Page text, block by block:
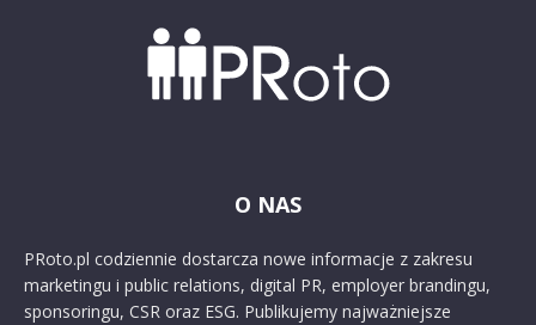
O NAS
PRoto.pl codziennie dostarcza nowe informacje z zakresu
marketingu i public relations, digital PR, employer brandingu,
sponsoringu, CSR oraz ESG. Publikujemy najważniejsze